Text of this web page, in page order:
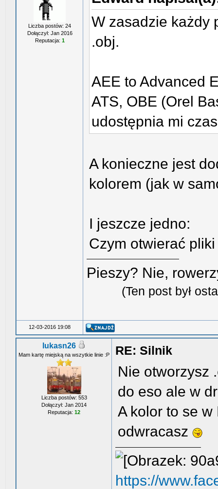
Liczba postów: 24
Dołączył: Jan 2016
Reputacja: 1
W zasadzie każdy
.obj.
AEE to Advanced
ATS, OBE (Orel
udostępnia mi
A konieczne jest
kolorem (jak w
I jeszcze jedno:
Czym otwierać
Pieszy? Nie,
(Ten post był
12-03-2016 19:08
lukasn26
Mam kartę miejską na wszytkie linie :P
Liczba postów: 553
Dołączył: Jan 2014
Reputacja:12
RE: Silnik
Nie otworzysz
do eso ale w
A kolor to se
odwracasz
https://